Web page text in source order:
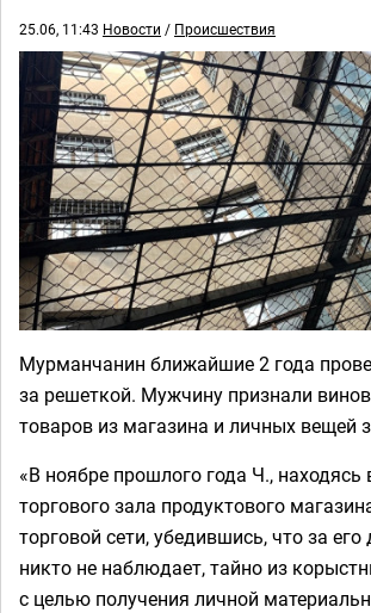
25.06, 11:43 Новости / Происшествия
Мурманчанин ближайшие 2 года
за решеткой. Мужчину признали
товаров из магазина и личных вещей
«В ноябре прошлого года Ч.,
торгового зала продуктового
торговой сети, убедившись, что за
никто не наблюдает, тайно из
с целью получения личной